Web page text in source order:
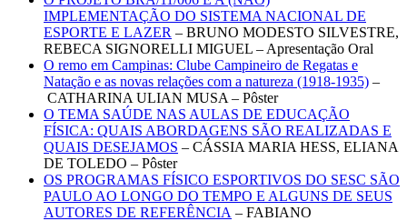
IMPLEMENTAÇÃO DO SISTEMA NACIONAL DE
ESPORTE E LAZER – BRUNO MODESTO SILVESTRE,
REBECA SIGNORELLI MIGUEL – Apresentação Oral
O remo em Campinas: Clube Campineiro de Regatas e
Natação e as novas relações com a natureza (1918-1935) –
CATHARINA ULIAN MUSA – Pôster
O TEMA SAÚDE NAS AULAS DE EDUCAÇÃO
FÍSICA: QUAIS ABORDAGENS SÃO REALIZADAS E
QUAIS DESEJAMOS – CÁSSIA MARIA HESS, ELIANA
DE TOLEDO – Pôster
OS PROGRAMAS FÍSICO ESPORTIVOS DO SESC SÃO
PAULO AO LONGO DO TEMPO E ALGUNS DE SEUS
AUTORES DE REFERÊNCIA – FABIANO